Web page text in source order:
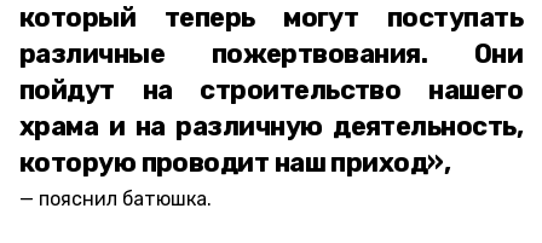
который теперь могут поступать
различные пожертвования. Они
пойдут на строительство нашего
храма и на различную деятельность,
которую проводит наш приход»,
пояснил батюшка.